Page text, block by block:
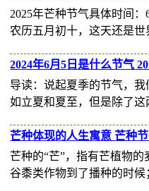
2025年芒种节气具体时间：
农历五月初十，这天还是世
2024年6月5日是什么节气
导读：说起夏季的节气，
如立夏和夏至，但是除了
芒种体现的人生寓意 芒种
芒种的“芒”，指有芒植物
谷黍类作物到了播种的时候